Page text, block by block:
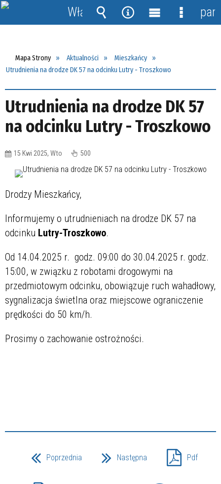
Mapa Strony Aktualności
Mieszkańcy
Utrudnienia na drodze DK 57 na odcinku Lutry - Troszkowo
Utrudnienia na drodze DK 57
na odcinku Lutry - Troszkowo
15 Kwi 2025, Wto 500
Drodzy Mieszkańcy,
Informujemy o utrudnieniach na drodze DK 57 na
odcinku Lutry-Troszkowo.
Od 14.04.2025 r. godz. 09:00 do 30.04.2025 r. godz.
15:00, w związku z robotami drogowymi na
przedmiotowym odcinku, obowiązuje ruch wahadłowy,
sygnalizacja świetlna oraz miejscowe ograniczenie
prędkości do 50 km/h.
Prosimy o zachowanie ostrożności.
Poprzednia Następna Pdf
Włącz
powiadomienia
Wyszukiwarka
Narzędzia
MenuMenu